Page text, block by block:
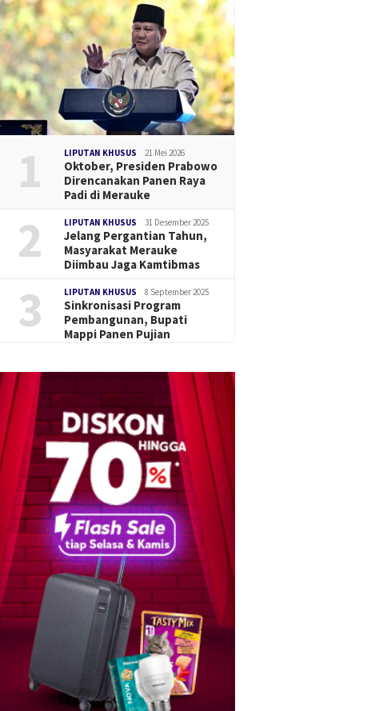
1 LIPUTAN KHUSUS 21 Mei 2026
Oktober, Presiden Prabowo
Direncanakan Panen Raya
Padi di Merauke
2 LIPUTAN KHUSUS 31 Desember 2025
Jelang Pergantian Tahun,
Masyarakat Merauke
Diimbau Jaga Kamtibmas
3 LIPUTAN KHUSUS 8 September 2025
Sinkronisasi Program
Pembangunan, Bupati
Mappi Panen Pujian